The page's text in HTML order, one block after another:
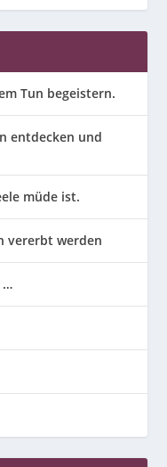
Tun begeistern.
entdecken und
müde ist.
vererbt werden
…